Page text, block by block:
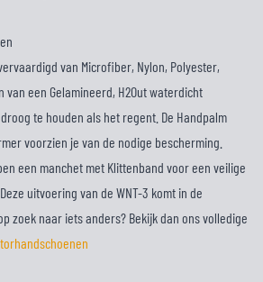
van Microfiber, Nylon, Polyester,
van een Gelamineerd, H2Out waterdicht
te houden als het regent. De Handpalm
voorzien je van de nodige bescherming.
een manchet met Klittenband voor een veilige
uitvoering van de WNT-3 komt in de
zoek naar iets anders? Bekijk dan ons volledige